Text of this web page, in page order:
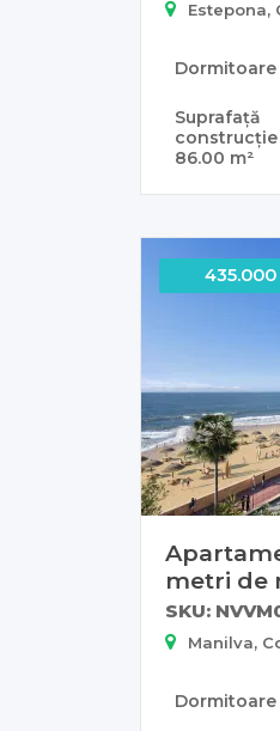
Estepona,
Dormitoare
Suprafață
construcție
86.00 m²
metri de
SKU:
Manilva,
Dormitoare